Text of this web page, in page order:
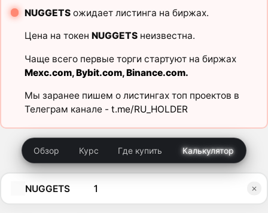
NUGGETSожидает листинга на биржах.
Цена на токен NUGGETSнеизвестна.
Чаще всего первые торги стартуют на биржах
Mexc.com,Bybit.com,Binance.com.
Мы заранее пишем о листингах топ проектов в
Телеграм канале - t.me/RU_HOLDER
Обзор Курс Где купить Калькулятор
NUGGETS